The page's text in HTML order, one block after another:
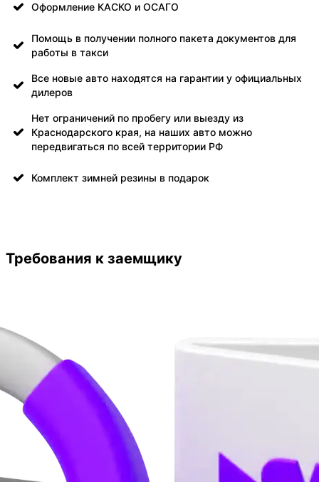
Оформление КАСКО и ОСАГО
Помощь в получении полного пакета документов для
работы в такси
Все новые авто находятся на гарантии у официальных
дилеров
Нет ограничений по пробегу или выезду из
Краснодарского края, на наших авто можно
передвигаться по всей территории РФ
Комплект зимней резины в подарок
Требования к заемщику